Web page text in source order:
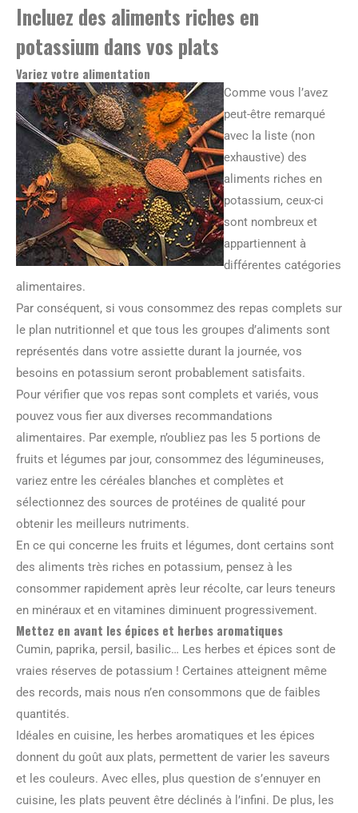
Incluez des aliments riches en
potassium dans vos plats
Variez votre alimentation
Comme vous l’avez
peut-être remarqué
avec la liste (non
exhaustive) des
aliments riches en
potassium, ceux-ci
sont nombreux et
appartiennent à
différentes catégories
alimentaires.
Par conséquent, si vous consommez des repas complets sur
le plan nutritionnel et que tous les groupes d’aliments sont
représentés dans votre assiette durant la journée, vos
besoins en potassium seront probablement satisfaits.
Pour vérifier que vos repas sont complets et variés, vous
pouvez vous fier aux diverses recommandations
alimentaires. Par exemple, n’oubliez pas les 5 portions de
fruits et légumes par jour, consommez des légumineuses,
variez entre les céréales blanches et complètes et
sélectionnez des sources de protéines de qualité pour
obtenir les meilleurs nutriments.
En ce qui concerne les fruits et légumes, dont certains sont
des aliments très riches en potassium, pensez à les
consommer rapidement après leur récolte, car leurs teneurs
en minéraux et en vitamines diminuent progressivement.
Mettez en avant les épices et herbes aromatiques
Cumin, paprika, persil, basilic… Les herbes et épices sont de
vraies réserves de potassium ! Certaines atteignent même
des records, mais nous n’en consommons que de faibles
quantités.
Idéales en cuisine, les herbes aromatiques et les épices
donnent du goût aux plats, permettent de varier les saveurs
et les couleurs. Avec elles, plus question de s’ennuyer en
cuisine, les plats peuvent être déclinés à l’infini. De plus, les